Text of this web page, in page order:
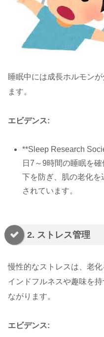
睡眠中には成長ホルモン
ます。
エビデンス:
**Sleep Research
日7～9時間の睡眠を
下を防ぎ、肌の老化
されています。
2. ストレス管理
慢性的なストレスは、老
インドフルネスや趣味を
ながります。
エビデンス: